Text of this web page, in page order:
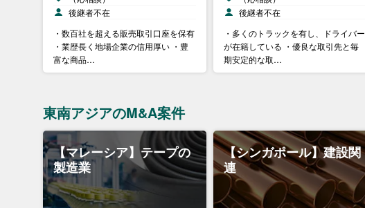
後継者不在
・数百社を超える販売取引口座を保有
・業歴長く地場企業の信用厚い ・豊
富な商品…
後継者不在
・多くのトラックを有し、ドライバー
が在籍している ・優良な取引先と毎
期安定的な取…
東南アジアのM&A案件
【マレーシア】テープの
製造業
【シンガポール】建設関
連